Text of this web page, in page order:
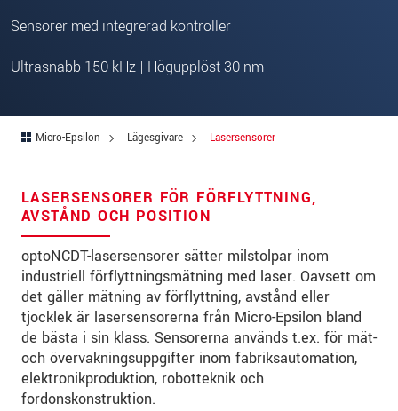
Sensorer med integrerad kontroller
Ultrasnabb 150 kHz | Högupplöst 30 nm
Micro-Epsilon Lägesgivare Lasersensorer
LASERSENSORER FÖR FÖRFLYTTNING,
AVSTÅND OCH POSITION
optoNCDT-lasersensorer sätter milstolpar inom
industriell förflyttningsmätning med laser. Oavsett om
det gäller mätning av förflyttning, avstånd eller
tjocklek är lasersensorerna från Micro-Epsilon bland
de bästa i sin klass. Sensorerna används t.ex. för mät-
och övervakningsuppgifter inom fabriksautomation,
elektronikproduktion, robotteknik och
fordonskonstruktion.
Land*
E-post*
Meddelande
* Obligatoriska fält
Vi behandlar dina uppgifter konfidentiellt. Läs vår
integritetspolicy.